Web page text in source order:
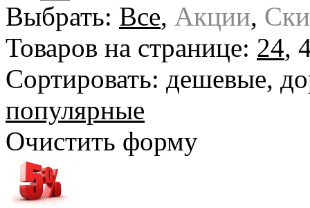
Выбрать: Все, Акции,
Товаров на странице: 24,
Сортировать: дешевые,
популярные
Очистить форму